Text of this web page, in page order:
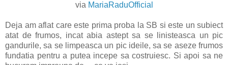
via MariaRaduOfficial
Deja am aflat care este prima proba la SB si este un subiect
atat de frumos, incat abia astept sa se linisteasca un pic
gandurile, sa se limpeasca un pic ideile, sa se aseze frumos
fundatia pentru a putea incepe sa costruiesc. Si apoi sa ne